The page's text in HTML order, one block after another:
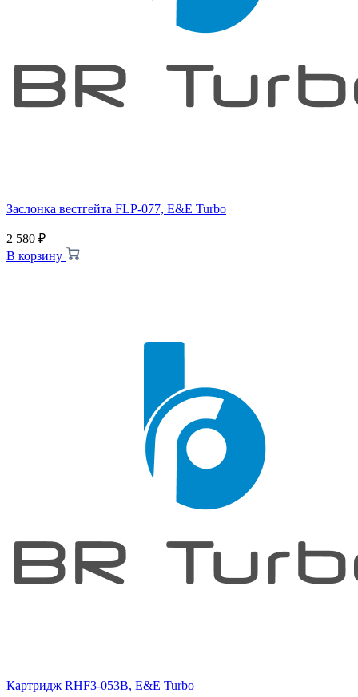
Заслонка вестгейта FLP-077, E&E Turbo
2 580 ₽
В корзину
Картридж RHF3-053B, E&E Turbo